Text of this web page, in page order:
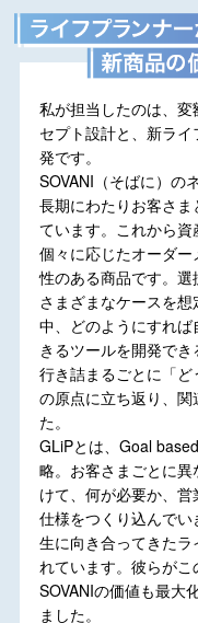
私が担当したのは、変
セプト設計と、新ラ
発です。
SOVANI（そばに）の
長期にわたりお客さ
ています。これから
個々に応じたオーダ
性のある商品です。選
さまざまなケースを
中、どのようにすれ
きるツールを開発でき
行き詰まるごとに「ど
の原点に立ち返り、
た。
GLiPとは、Goal
略。お客さまごとに
けて、何が必要か、営
仕様をつくり込んで
生に向き合ってきた
れています。彼らが
SOVANIの価値も最大
ました。